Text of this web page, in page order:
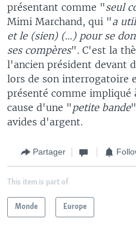
présentant comme "seul
Mimi Marchand, qui "a
et le (sien) (...) pour se
ses compères". C'est la
l'ancien président devant
lors de son interrogatoire
présenté comme
cause d'une " petite bande
avides d'argent.
Partager
This item is part of
Monde Europe